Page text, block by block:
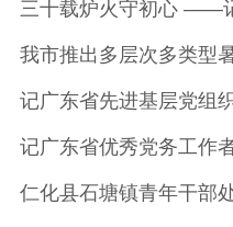
三十载炉火守初心 ——
我市推出多层次多类型
记广东省先进基层党组
记广东省优秀党务工作
仁化县石塘镇青年干部